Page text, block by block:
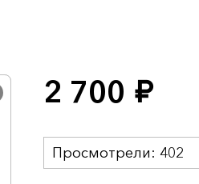
2 700 руб.
Просмотрели: 402